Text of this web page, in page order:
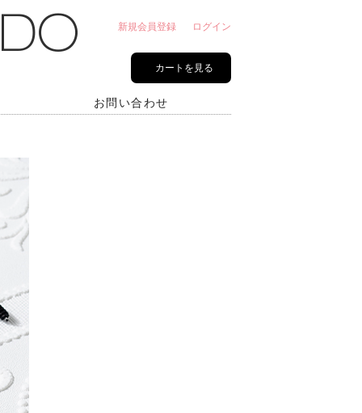
お問い合わせ
新規会員登録 ログイン
カートを見る